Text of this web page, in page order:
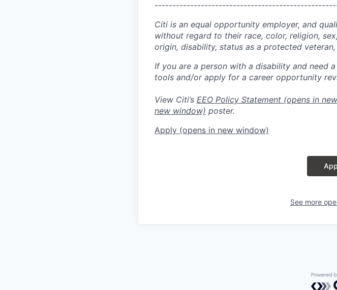
Citi is an equal opportunity employer, and
without regard to their race, color, religion,
origin, disability, status as a protected
If you are a person with a disability and need
tools and/or apply for a career opportunity
View Citi’s EEO Policy Statement (opens in
new window) poster.
Apply (opens in new window)
See more